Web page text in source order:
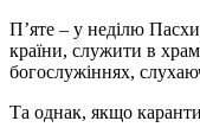
П’яте – у неділю
країни, служити в
богослужіннях,
Та однак, якщо